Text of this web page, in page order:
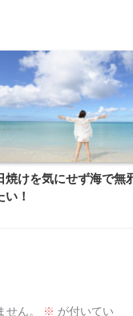
焼けを気にせず海で無
い！
ん。 ※ が付いてい